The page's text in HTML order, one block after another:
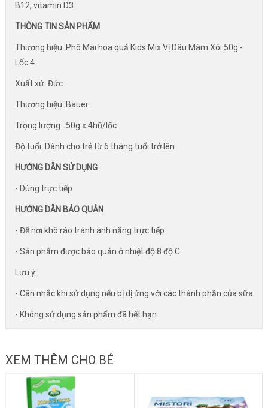
B12, vitamin D3
THÔNG TIN SẢN PHẨM
Thương hiệu: Phô Mai hoa quả Kids Mix Vị Dâu Mâm Xôi 50g -
Lốc 4
Xuất xứ: Đức
Thương hiệu: Bauer
Trọng lượng : 50g x 4hũ/lốc
Độ tuổi: Dành cho trẻ từ 6 tháng tuổi trở lên
HƯỚNG DẪN SỬ DỤNG
- Dùng trực tiếp
HƯỚNG DẪN BẢO QUẢN
- Để nơi khô ráo tránh ánh nắng trực tiếp
- Sản phẩm được bảo quản ở nhiệt độ 8 độ C
Lưu ý:
- Cân nhắc khi sử dụng nếu bị dị ứng với các thành phần của sữa
- Không sử dụng sản phẩm đã hết hạn.
XEM THÊM CHO BÉ